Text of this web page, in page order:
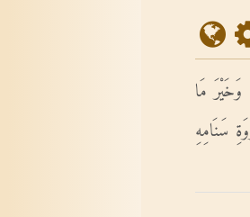
مَا
سَنَامِهِ